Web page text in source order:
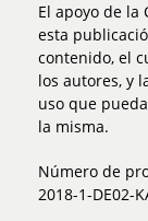
El apoyo de la
esta
contenido, el
los autores, y
uso que
la misma.
Número de
2018-1-DE02-